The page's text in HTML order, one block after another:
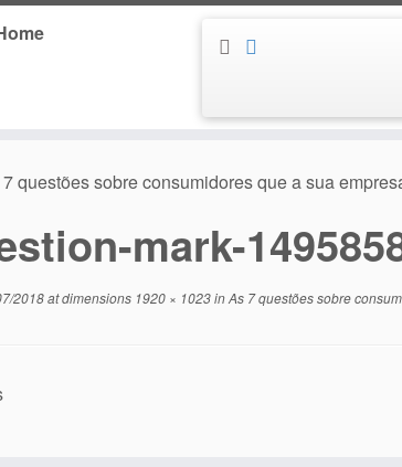
questões sobre consumidores que a sua
mark-
2018at dimensions 1920 × 1023inAs 7 questões sobre